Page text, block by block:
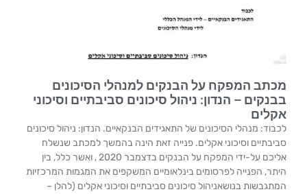
מכתב המפקח על הבנקים למנהלי הסיכונים
בבנקים – הנדון: ניהול סיכונים סביבתיים וסיכוני
אקלים
לכבוד: מנהלי הסיכונים של התאגידים הבנקאיים. הנדון: ניהול סיכונים
סביבתיים וסיכוני אקלים. פנייה זאת הינה בהמשך למכתב שנשלח
אליכם על-ידי המפקח על הבנקים בדצמבר 2020 , ואשר כלל, בין
היתר, הפנייה לפרסומים בינלאומיים המשקפים את המגמות המרכזיות
המתגבשות בנושאניהול סיכונים סביבתיים וסיכוני אקלים (להלן –